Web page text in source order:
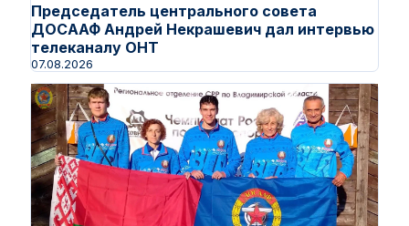
Председатель центрального совета
ДОСААФ Андрей Некрашевич дал интервью
телеканалу ОНТ
07.08.2026